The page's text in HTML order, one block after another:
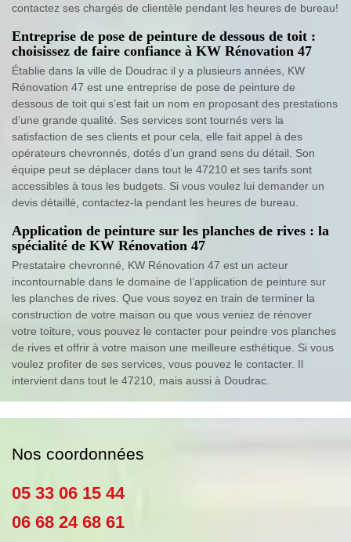
contactez ses chargés de clientèle pendant les heures de bureau!
Entreprise de pose de peinture de dessous de toit :
choisissez de faire confiance à KW Rénovation 47
Établie dans la ville de Doudrac il y a plusieurs années, KW
Rénovation 47 est une entreprise de pose de peinture de
dessous de toit qui s’est fait un nom en proposant des prestations
d’une grande qualité. Ses services sont tournés vers la
satisfaction de ses clients et pour cela, elle fait appel à des
opérateurs chevronnés, dotés d’un grand sens du détail. Son
équipe peut se déplacer dans tout le 47210 et ses tarifs sont
accessibles à tous les budgets. Si vous voulez lui demander un
devis détaillé, contactez-la pendant les heures de bureau.
Application de peinture sur les planches de rives : la
spécialité de KW Rénovation 47
Prestataire chevronné, KW Rénovation 47 est un acteur
incontournable dans le domaine de l’application de peinture sur
les planches de rives. Que vous soyez en train de terminer la
construction de votre maison ou que vous veniez de rénover
votre toiture, vous pouvez le contacter pour peindre vos planches
de rives et offrir à votre maison une meilleure esthétique. Si vous
voulez profiter de ses services, vous pouvez le contacter. Il
intervient dans tout le 47210, mais aussi à Doudrac.
Nos coordonnées
05 33 06 15 44
06 68 24 68 61